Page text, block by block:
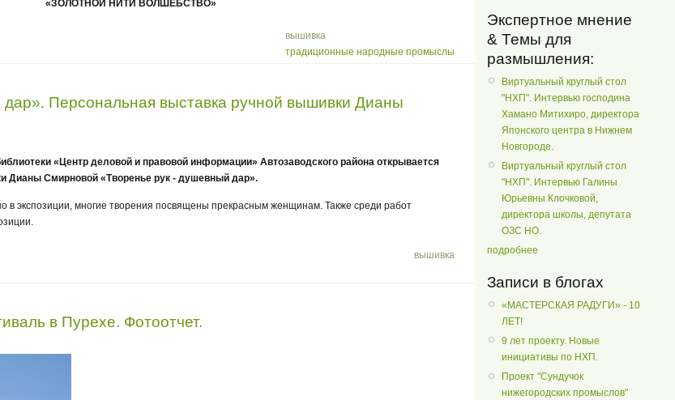
«ЗОЛОТНОЙ НИТИ ВОЛШЕБСТВО»
вышивка
традиционные народные промыслы
Персональная выставка ручной вышивки Дианы
«Центр деловой и правовой информации» Автозаводского района открывается
Дианы Смирновой «Творенье рук - душевный дар».
в экспозиции, многие творения посвящены прекрасным женщинам. Также среди работ
вышивка
в Пурехе. Фотоотчет.
Экспертное мнение
& Темы для
размышления:
Виртуальный круглый стол
"НХП". Интервью господина
Хамано Митихиро, директора
Японского центра в Нижнем
Новгороде.
Виртуальный круглый стол
"НХП". Интервью Галины
Юрьевны Клочковой,
директора школы, депутата
ОЗС НО.
подробнее
Записи в блогах
«МАСТЕРСКАЯ РАДУГИ» - 10
ЛЕТ!
9 лет проекту. Новые
инициативы по НХП.
Проект "Сундучок
нижегородских промыслов"